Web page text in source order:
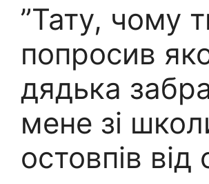
”Тату, чому
попросив
дядька
мене зі
остовпів від